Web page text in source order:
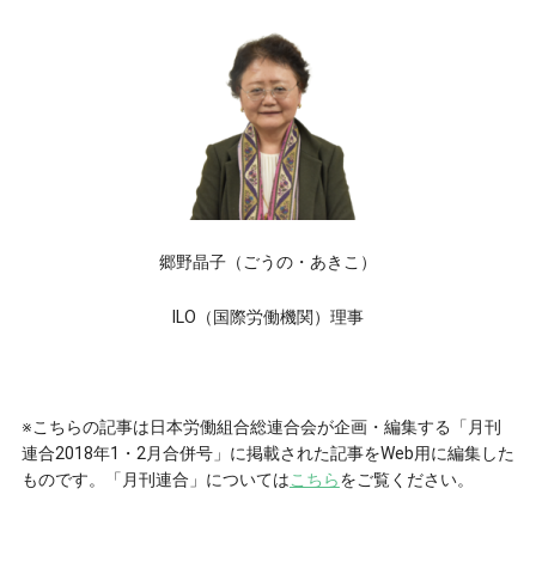
郷野晶子（ごうの・あきこ）
ILO（国際労働機関）理事
※こちらの記事は日本労働組合総連合会が企画・編集する「月刊
連合2018年1・2月合併号」に掲載された記事をWeb用に編集した
ものです。「月刊連合」についてはこちらをご覧ください。